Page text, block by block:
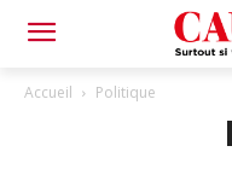
Accueil Politique